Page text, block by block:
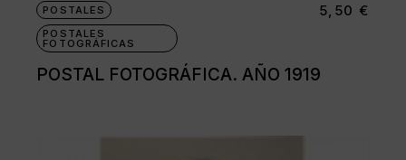
POSTALES
POSTALES
FOTOGRÁFICAS
POSTAL FOTOGRÁFICA. AÑO 1919
5,50 €